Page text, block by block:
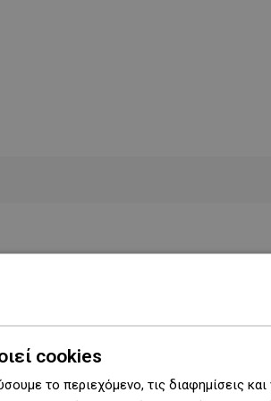
cookies
το περιεχόμενο, τις διαφημίσεις